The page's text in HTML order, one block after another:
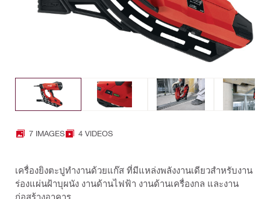
7 IMAGES 4 VIDEOS
เครื่องยิงตะปูทำงานด้วยแก๊ส ที่มีแหล่งพลังงานเดียวสำหรับงาน
ร่องแผ่นฝ้าบุผนัง งานด้านไฟฟ้า งานด้านเครื่องกล และงาน
ก่อสร้างอาคาร